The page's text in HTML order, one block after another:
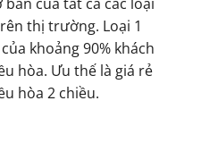
thị trường. Loại 1
khoảng 90% khách
hòa. Ưu thế là giá rẻ
hòa 2 chiều.